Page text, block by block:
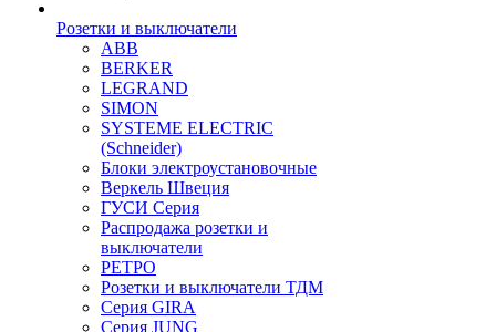
Розетки и выключатели
ABB
BERKER
LEGRAND
SIMON
SYSTEME ELECTRIC
(Schneider)
Блоки электроустановочные
Веркель Швеция
ГУСИ Серия
Распродажа розетки и
выключатели
РЕТРО
Розетки и выключатели ТДМ
Серия GIRA
Серия JUNG